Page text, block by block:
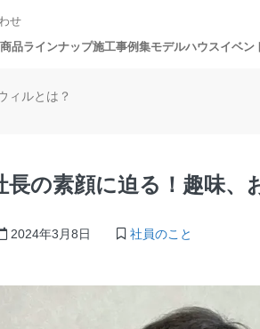
せ
商品ラインナップ施工事例集モデルハウスイベン
ィルとは？
長の素顔に迫る！趣味、
2024年3月8日 社員のこと